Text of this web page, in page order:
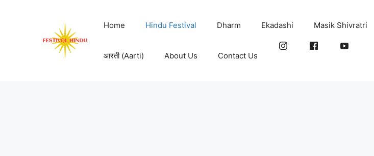
Home Hindu Festival Dharm Ekadashi Masik Shivratri
आरती (Aarti) About Us Contact Us